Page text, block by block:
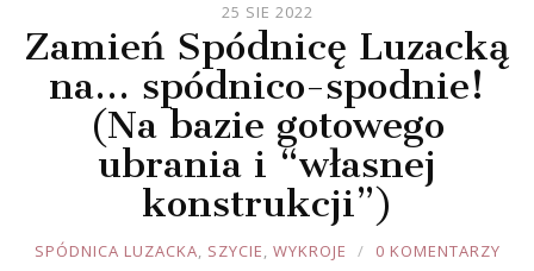
25 SIE 2022
Zamień Spódnicę Luzacką
na… spódnico-spodnie!
(Na bazie gotowego
ubrania i “własnej
konstrukcji”)
JOULE
SPÓDNICA LUZACKA, SZYCIE, WYKROJE 0 KOMENTARZY